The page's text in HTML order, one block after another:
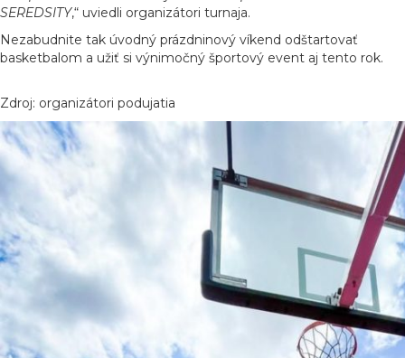
SEREDSITY,“ uviedli organizátori turnaja.
Nezabudnite tak úvodný prázdninový víkend odštartovať
basketbalom a užiť si výnimočný športový event aj tento rok.
Zdroj: organizátori podujatia